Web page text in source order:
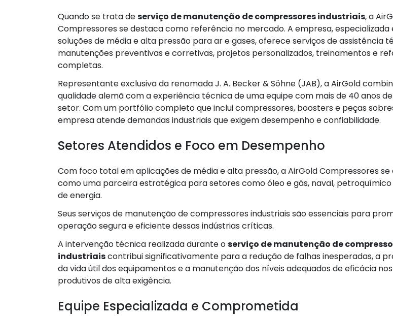
Quando se trata deserviço de manutenção de compressores industriais, a
Compressores se destaca como referência no mercado. A empresa, especializada
soluções de média e alta pressão para ar e gases, oferece serviços de assistência
manutenções preventivas e corretivas, projetos personalizados, treinamentos e
completas.
Representante exclusiva da renomada J. A. Becker & Söhne (JAB), a AirGold
qualidade alemã com a experiência técnica de uma equipe com mais de 40 anos
setor. Com um portfólio completo que inclui compressores, boosters e peças
empresa atende demandas industriais que exigem desempenho e confiabilidade.
Setores Atendidos e Foco em Desempenho
Com foco total em aplicações de média e alta pressão, a AirGold Compressores
como uma parceira estratégica para setores como óleo e gás, naval,
de energia.
Seus serviços de manutenção de compressores industriais são essenciais para
operação segura e eficiente dessas indústrias críticas.
A intervenção técnica realizada durante oserviço de manutenção de
industriaiscontribui significativamente para a redução de falhas inesperadas, a
da vida útil dos equipamentos e a manutenção dos níveis adequados de eficácia
produtivos de alta exigência.
Equipe Especializada e Comprometida